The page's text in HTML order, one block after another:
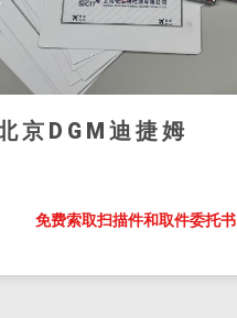
京DGM迪捷姆
免费索取扫描件和取件委托书